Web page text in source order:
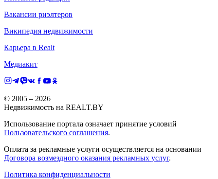
Вакансии риэлтеров
Википедия недвижимости
Карьера в Realt
Медиакит
© 2005 – 2026
Недвижимость на REALT.BY
Использование портала означает принятие условий
Пользовательского соглашения.
Оплата за рекламные услуги осуществляется на основании
Договора возмездного оказания рекламных услуг.
Политика конфиденциальности